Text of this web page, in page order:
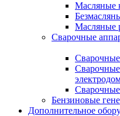
Масляные
Масляные
Сварочные
Бензиновые
Дополнительное